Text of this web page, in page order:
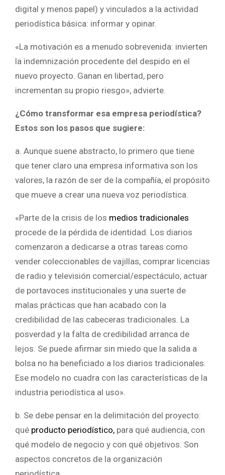
digital y menos papel) y vinculados a la actividad
periodística básica: informar y opinar.
«La motivación es a menudo sobrevenida: invierten
la indemnización procedente del despido en el
nuevo proyecto. Ganan en libertad, pero
incrementan su propio riesgo», advierte.
¿Cómo transformar esa empresa periodística?
Estos son los pasos que sugiere:
a. Aunque suene abstracto, lo primero que tiene
que tener claro una empresa informativa son los
valores, la razón de ser de la compañía, el propósito
que mueve a crear una nueva voz periodística.
«Parte de la crisis de los medios tradicionales
procede de la pérdida de identidad. Los diarios
comenzaron a dedicarse a otras tareas como
vender coleccionables de vajillas, comprar licencias
de radio y televisión comercial/espectáculo, actuar
de portavoces institucionales y una suerte de
malas prácticas que han acabado con la
credibilidad de las cabeceras tradicionales. La
posverdad y la falta de credibilidad arranca de
lejos. Se puede afirmar sin miedo que la salida a
bolsa no ha beneficiado a los diarios tradicionales.
Ese modelo no cuadra con las características de la
industria periodística al uso».
b. Se debe pensar en la delimitación del proyecto:
qué producto periodístico, para qué audiencia, con
qué modelo de negocio y con qué objetivos. Son
aspectos concretos de la organización